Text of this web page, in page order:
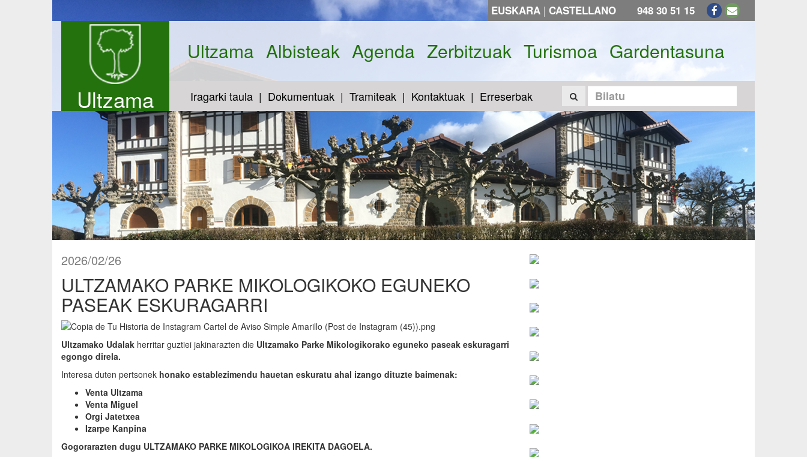
EUSKARA | CASTELLANO 948 30 51 15
Ultzama
Ultzama Albisteak Agenda Zerbitzuak Turismoa Gardentasuna
Iragarki taula Dokumentuak Tramiteak Kontaktuak Erreserbak
2026/02/26
ULTZAMAKO PARKE MIKOLOGIKOKO EGUNEKO
PASEAK ESKURAGARRI
Ultzamako Udalak herritar guztiei jakinarazten die Ultzamako Parke Mikologikorako eguneko paseak eskuragarri
egongo direla.
Interesa duten pertsonek honako establezimendu hauetan eskuratu ahal izango dituzte baimenak:
Venta Ultzama
Venta Miguel
Orgi Jatetxea
Izarpe Kanpina
Gogorarazten dugu ULTZAMAKO PARKE MIKOLOGIKOA IREKITA DAGOELA.